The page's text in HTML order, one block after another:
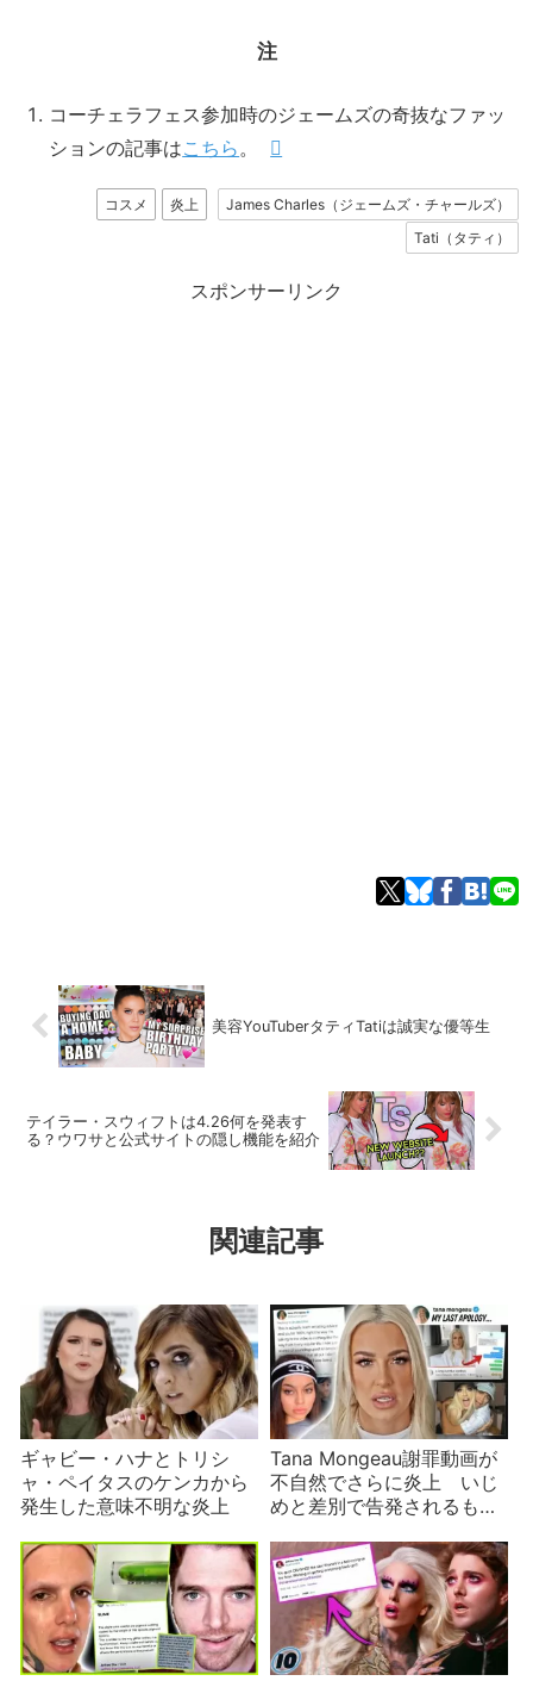
注
コーチェラフェス参加時のジェームズの奇抜なファッ
ションの記事はこちら。
コスメ 炎上
James Charles（ジェームズ・チャールズ）
Tati（タティ）
スポンサーリンク
美容YouTuberタティTatiは誠実な優等生
テイラー・スウィフトは4.26何を発表す
る？ウワサと公式サイトの隠し機能を紹介
関連記事
ギャビー・ハナとトリシ
ャ・ペイタスのケンカから
発生した意味不明な炎上
Tana Mongeau謝罪動画が
不自然でさらに炎上 いじ
めと差別で告発されるも反